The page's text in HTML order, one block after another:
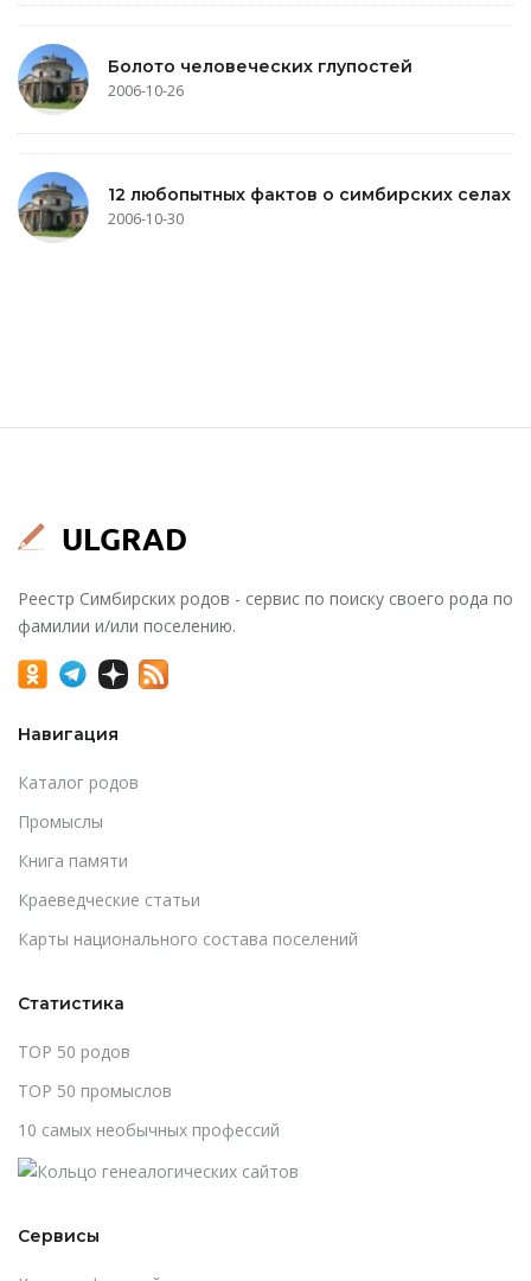
Болото человеческих глупостей
2006-10-26
12 любопытных фактов о симбирских селах
2006-10-30
Реестр Симбирских родов - сервис по поиску своего рода по
фамилии и/или поселению.
Навигация
Каталог родов
Промыслы
Книга памяти
Краеведческие статьи
Карты национального состава поселений
Статистика
TOP 50 родов
TOP 50 промыслов
10 самых необычных профессий
Сервисы